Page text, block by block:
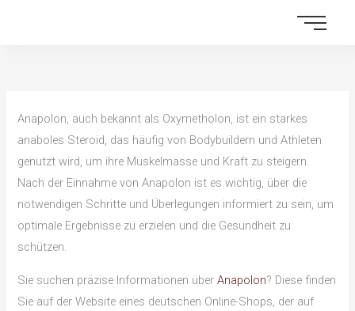
Anapolon, auch bekannt als Oxymetholon, ist ein starkes
anaboles Steroid, das häufig von Bodybuildern und Athleten
genutzt wird, um ihre Muskelmasse und Kraft zu steigern.
Nach der Einnahme von Anapolon ist es wichtig, über die
notwendigen Schritte und Überlegungen informiert zu sein, um
optimale Ergebnisse zu erzielen und die Gesundheit zu
schützen.
Sie suchen präzise Informationen überAnapolon? Diese finden
Sie auf der Website eines deutschen Online-Shops, der auf